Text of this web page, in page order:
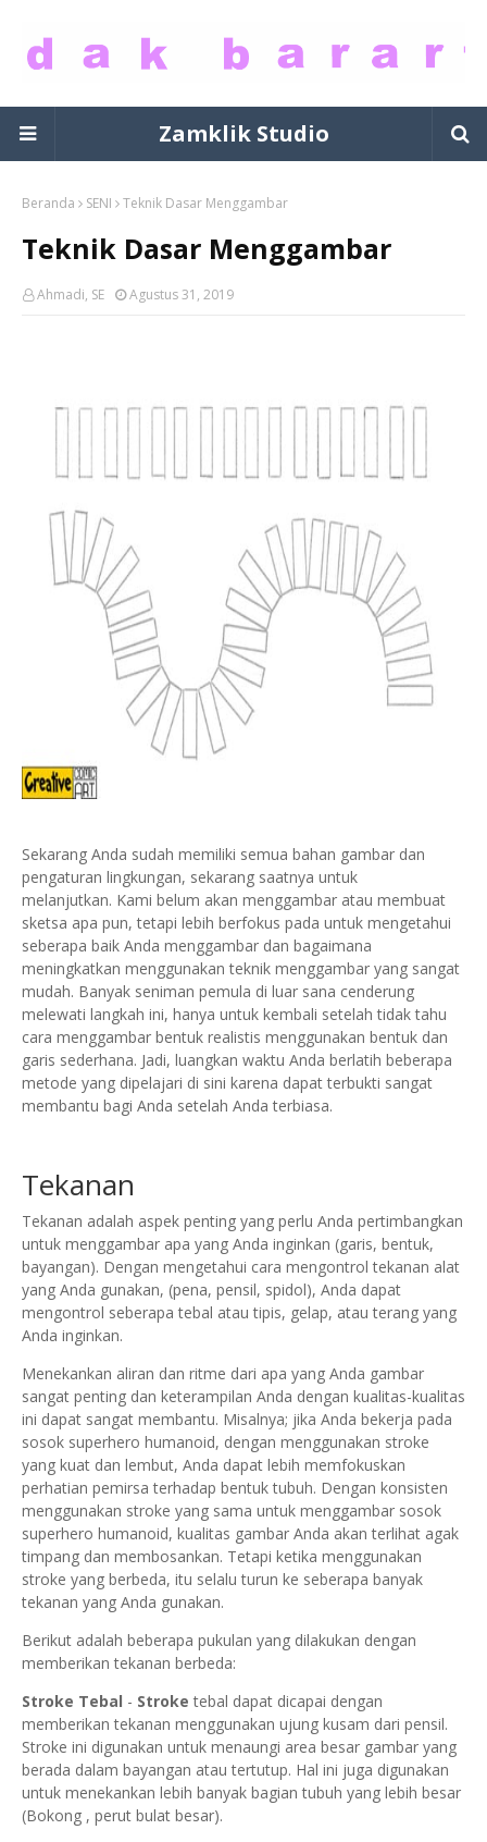
Zamklik Studio
Beranda SENI Teknik Dasar Menggambar
Teknik Dasar Menggambar
Ahmadi, SE Agustus 31, 2019
Sekarang Anda sudah memiliki semua bahan gambar dan
pengaturan lingkungan, sekarang saatnya untuk
melanjutkan. Kami belum akan menggambar atau membuat
sketsa apa pun, tetapi lebih berfokus pada untuk mengetahui
seberapa baik Anda menggambar dan bagaimana
meningkatkan menggunakan teknik menggambar yang sangat
mudah. ​​Banyak seniman pemula di luar sana cenderung
melewati langkah ini, hanya untuk kembali setelah tidak tahu
cara menggambar bentuk realistis menggunakan bentuk dan
garis sederhana. Jadi, luangkan waktu Anda berlatih beberapa
metode yang dipelajari di sini karena dapat terbukti sangat
membantu bagi Anda setelah Anda terbiasa.
Tekanan
Tekanan adalah aspek penting yang perlu Anda pertimbangkan
untuk menggambar apa yang Anda inginkan (garis, bentuk,
bayangan). Dengan mengetahui cara mengontrol tekanan alat
yang Anda gunakan, (pena, pensil, spidol), Anda dapat
mengontrol seberapa tebal atau tipis, gelap, atau terang yang
Anda inginkan.
Menekankan aliran dan ritme dari apa yang Anda gambar
sangat penting dan keterampilan Anda dengan kualitas-kualitas
ini dapat sangat membantu. Misalnya; jika Anda bekerja pada
sosok superhero humanoid, dengan menggunakan stroke
yang kuat dan lembut, Anda dapat lebih memfokuskan
perhatian pemirsa terhadap bentuk tubuh. Dengan konsisten
menggunakan stroke yang sama untuk menggambar sosok
superhero humanoid, kualitas gambar Anda akan terlihat agak
timpang dan membosankan. Tetapi ketika menggunakan
stroke yang berbeda, itu selalu turun ke seberapa banyak
tekanan yang Anda gunakan.
Berikut adalah beberapa pukulan yang dilakukan dengan
memberikan tekanan berbeda:
Stroke Tebal - Stroke tebal dapat dicapai dengan
memberikan tekanan menggunakan ujung kusam dari pensil.
Stroke ini digunakan untuk menaungi area besar gambar yang
berada dalam bayangan atau tertutup. Hal ini juga digunakan
untuk menekankan lebih banyak bagian tubuh yang lebih besar
(Bokong , perut bulat besar).